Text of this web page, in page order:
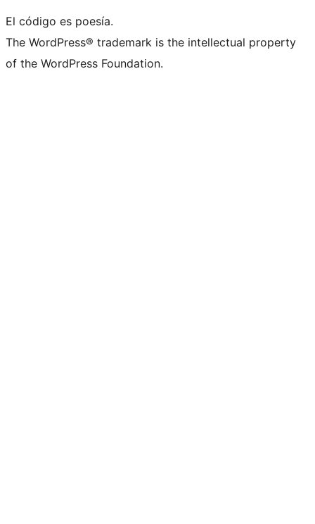
El código es poesía.
The WordPress® trademark is the intellectual property
of the WordPress Foundation.